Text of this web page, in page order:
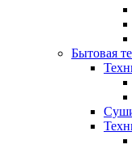
Бытовая